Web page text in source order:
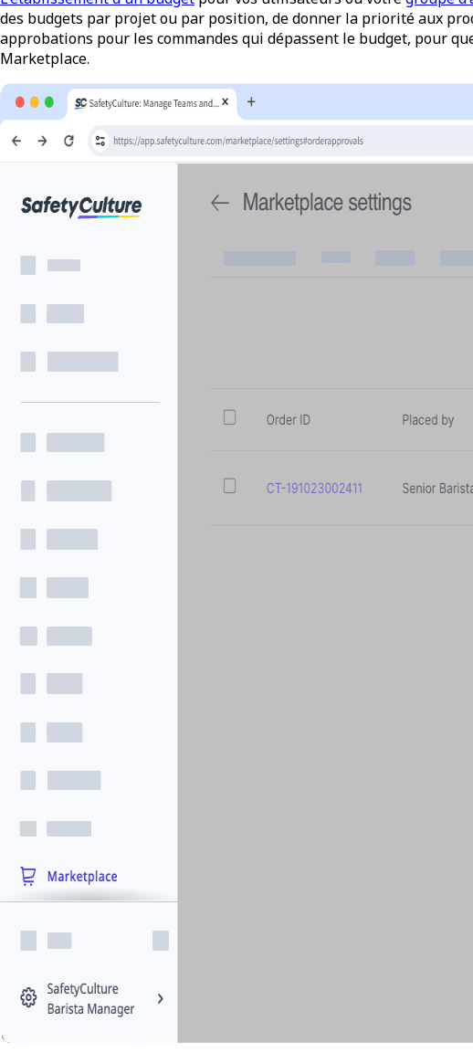
des budgets par projet ou par position, de donner la priorité aux
approbations pour les commandes qui dépassent le budget, pour
Marketplace.